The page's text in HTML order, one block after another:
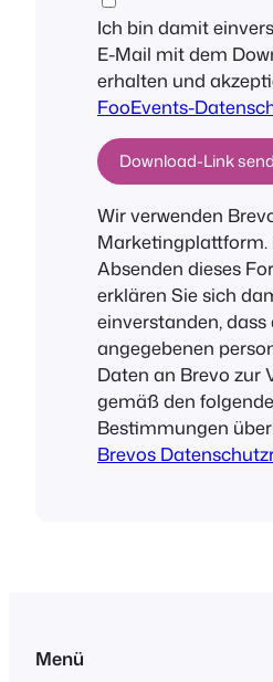
Ich bin damit
E-Mail mit dem
erhalten und
FooEvents-
Wir verwenden
Marketingplattform.
Absenden dieses
erklären Sie sich
einverstanden, dass
angegebenen
Daten an Brevo zur
gemäß den
Bestimmungen
Brevos
Menü